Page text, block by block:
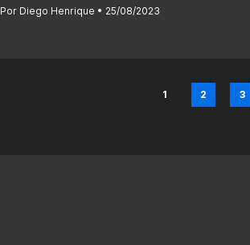
Por Diego Henrique 25/08/2023
Página
1
Página
2
3